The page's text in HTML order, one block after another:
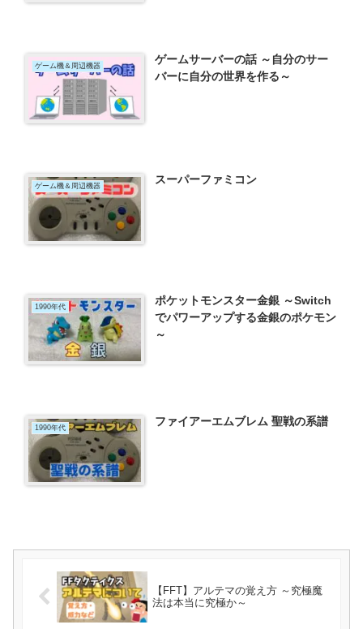
ゲーム機＆周辺機器
ゲームサーバーの話 ～自分のサー
バーに自分の世界を作る～
ゲーム機＆周辺機器 スーパーファミコン
1990年代
ポケットモンスター金銀 ～Switch
でパワーアップする金銀のポケモン
～
1990年代 ファイアーエムブレム 聖戦の系譜
【FFT】アルテマの覚え方 ～究極魔
法は本当に究極か～